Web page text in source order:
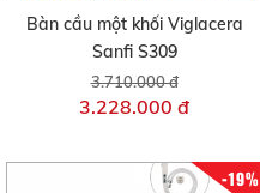
Bàn cầu một khối Viglacera
Sanfi S309
3.710.000 đ
3.228.000 đ
-19%